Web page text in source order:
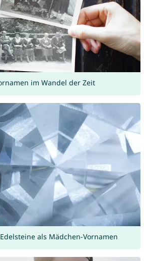
im Wandel der Zeit
als Mädchen-Vornamen